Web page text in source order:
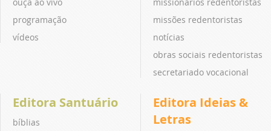
programação
vídeos
missões redentoristas
notícias
obras sociais redentoristas
secretariado vocacional
Editora Santuário
bíblias
Editora Ideias &
Letras